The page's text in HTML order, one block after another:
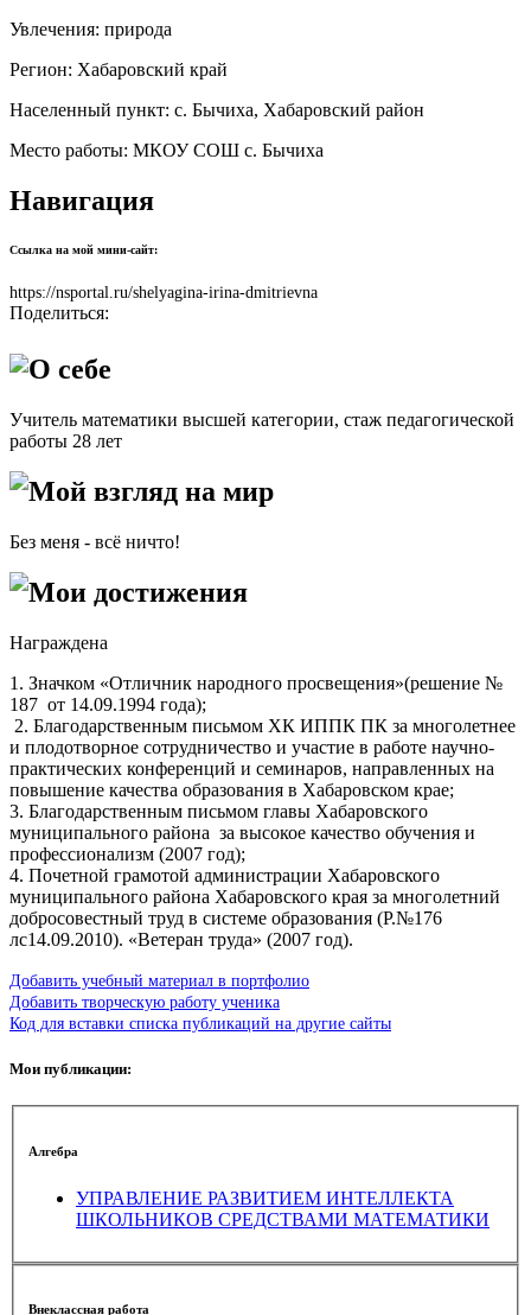
Увлечения: природа
Регион: Хабаровский край
Населенный пункт: с. Бычиха, Хабаровский район
Место работы: МКОУ СОШ с. Бычиха
Навигация
Ссылка на мой мини-сайт:
https://nsportal.ru/shelyagina-irina-dmitrievna
Поделиться:
О себе
Учитель математики высшей категории, стаж педагогической
работы 28 лет
Мой взгляд на мир
Без меня - всё ничто!
Мои достижения
Награждена
1. Значком «Отличник народного просвещения»(решение №
187 от 14.09.1994 года);
2. Благодарственным письмом ХК ИППК ПК за многолетнее
и плодотворное сотрудничество и участие в работе научно-
практических конференций и семинаров, направленных на
повышение качества образования в Хабаровском крае;
3. Благодарственным письмом главы Хабаровского
муниципального района за высокое качество обучения и
профессионализм (2007 год);
4. Почетной грамотой администрации Хабаровского
муниципального района Хабаровского края за многолетний
добросовестный труд в системе образования (Р.№176
лс14.09.2010). «Ветеран труда» (2007 год).
Добавить учебный материал в портфолио
Добавить творческую работу ученика
Код для вставки списка публикаций на другие сайты
Мои публикации:
Алгебра
УПРАВЛЕНИЕ РАЗВИТИЕМ ИНТЕЛЛЕКТА
ШКОЛЬНИКОВ СРЕДСТВАМИ МАТЕМАТИКИ
Внеклассная работа